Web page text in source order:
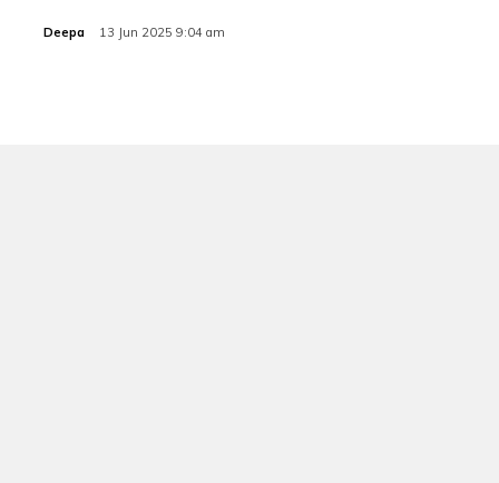
Deepa 13 Jun 2025 9:04 am